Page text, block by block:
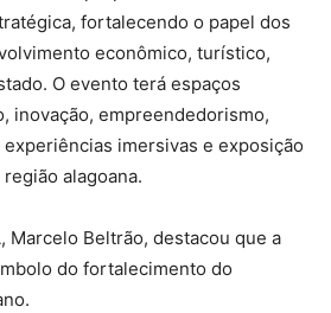
fortalecendo o papel dos
econômico, turístico,
O evento terá espaços
inovação, empreendedorismo,
imersivas e exposição
alagoana.
Marcelo Beltrão, destacou que a
do fortalecimento do